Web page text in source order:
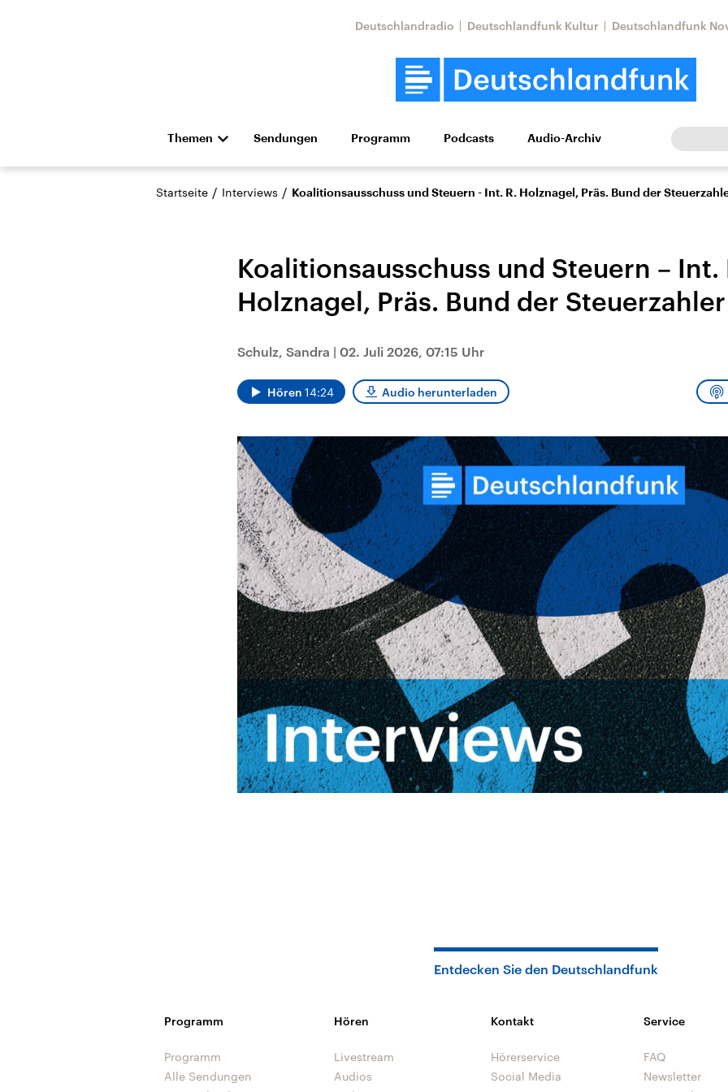
Deutschlandradio Deutschlandfunk Kultur Deutschlandfunk
Themen
Die Nachrichten Politik Wirtschaft Wissen Kultur Europa
Hörspiel und Feature Musik
Anhalt 2026
Sachsen-Anhalt wählt
am 6. September 2026
einen neuen Landtag.
Koalition aus CDU, SPD
und FDP regiert.-
Umfragen, Prognosen,
Wahlprogramme,
aktuelle Berichte und
Hintergründe zu den
Parteien und Kandidaten
der anstehenden Wahl.
Aktuelle Beiträge,
Hintergründe
Wirtschaftlich und
militärisch gehören die
Ländern der Erde, mit
großem Einfluss auf das
aktuelle Weltgeschehen.
Aktuelle Lage und
Der Überfall der
palästinensischen
Terrororganisation
Region wieder die
Gewalt entfacht. Israel
möchte die Hamas
zerstören. Diese wird wie
die Hisbollah im Libanon
vom Iran unterstützt.
Der Iran – seit der
Islamischen
1979 auch
Religionsführer
regierter Staat im
Osten. Eine
zu Israel und zu den
ist fest in der
Staatsideologie
verankert.
Sendungen Programm Podcasts Audio-Archiv
Startseite / Interviews / Koalitionsausschuss und Steuern - Int. R. Holznagel, Präs. Bund der
Koalitionsausschuss und Steuern – Int.
Holznagel, Präs. Bund der Steuerzahler
Schulz, Sandra | 02. Juli 2026, 07:15 Uhr
Hören 14:24 Audio herunterladen
Entdecken Sie den Deutschlandfunk
Programm
Programm
Alle Sendungen
Hören
Livestream
Audios
Kontakt
Hörerservice
Social Media
Service
FAQ
Newsletter